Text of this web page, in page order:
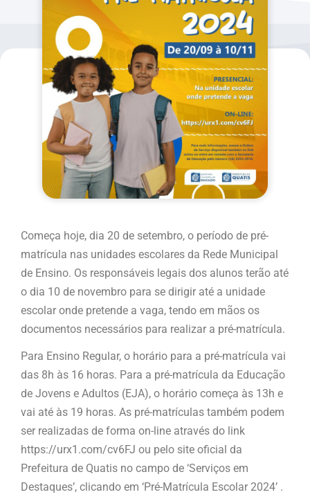
Começa hoje, dia 20 de setembro, o período de pré-
matrícula nas unidades escolares da Rede Municipal
de Ensino. Os responsáveis legais dos alunos terão até
o dia 10 de novembro para se dirigir até a unidade
escolar onde pretende a vaga, tendo em mãos os
documentos necessários para realizar a pré-matrícula.
Para Ensino Regular, o horário para a pré-matrícula vai
das 8h às 16 horas. Para a pré-matrícula da Educação
de Jovens e Adultos (EJA), o horário começa às 13h e
vai até às 19 horas. As pré-matrículas também podem
ser realizadas de forma on-line através do link
https://urx1.com/cv6FJ ou pelo site oficial da
Prefeitura de Quatis no campo de ‘Serviços em
Destaques’, clicando em ‘Pré-Matrícula Escolar 2024’ .